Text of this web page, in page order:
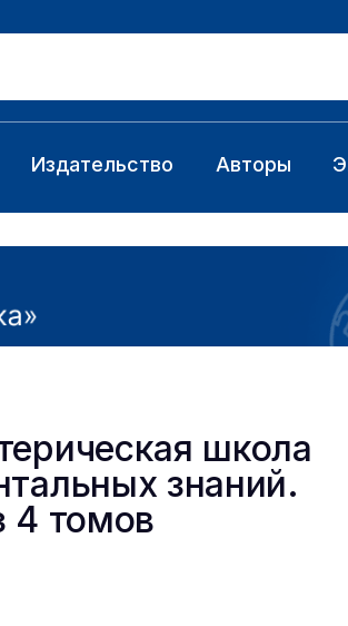
Издательство Авторы
школа
знаний.
4 томов